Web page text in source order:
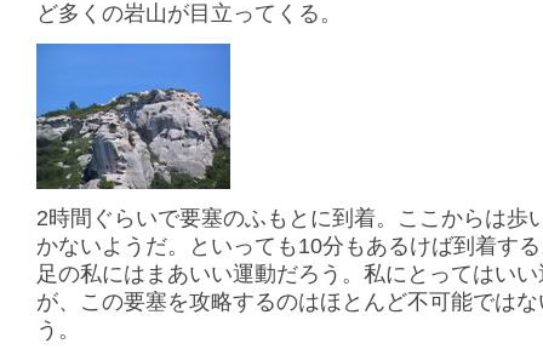
ど多くの岩山が目立ってくる。
2時間ぐらいで要塞のふもとに到着。ここからは歩
かないようだ。といっても10分もあるけば到着す
足の私にはまあいい運動だろう。私にとってはい
が、この要塞を攻略するのはほとんど不可能では
う。